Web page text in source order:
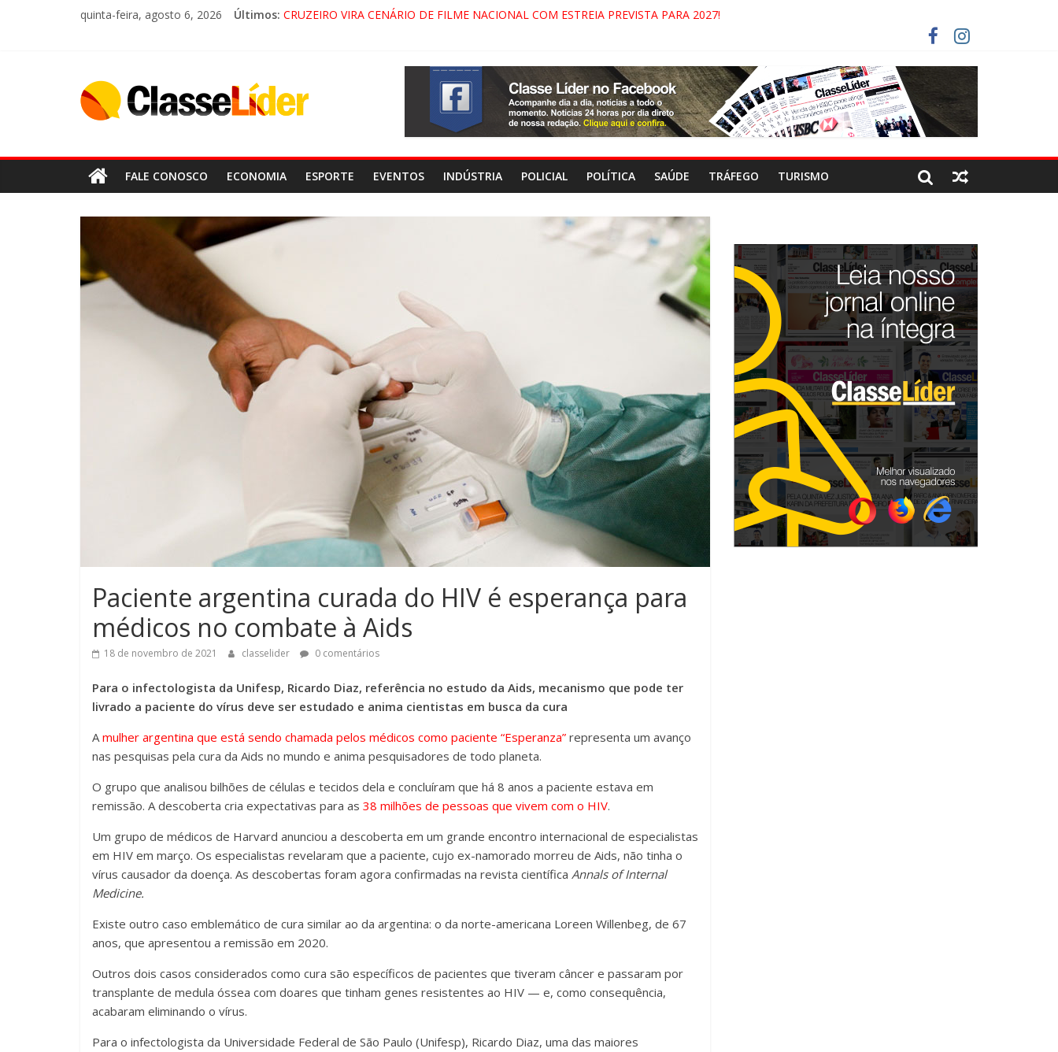
quinta-feira, agosto 6, 2026 Últimos: CRUZEIRO VIRA CENÁRIO DE FILME NACIONAL COM ESTREIA PREVISTA PARA 2027!
ACESSO À APARECIDA NA DUTRA SERÁ BLOQUEADO NO FIM DE SEMANA; MOTORISTAS DEVEM USAR ROTAS ALTERNATIVAS
LORENA, PINDAMONHANGABA E QUELUZ NA RETA FINAL PELA FÁBRICA DA COCA-COLA!
FALE CONOSCO ECONOMIA ESPORTE EVENTOS INDÚSTRIA POLICIAL POLÍTICA SAÚDE TRÁFEGO TURISMO
Paciente argentina curada do HIV é esperança para
médicos no combate à Aids
18 de novembro de 2021 classelider 0 comentários
Para o infectologista da Unifesp, Ricardo Diaz, referência no estudo da Aids, mecanismo que pode ter
livrado a paciente do vírus deve ser estudado e anima cientistas em busca da cura
Amulher argentina que está sendo chamada pelos médicos como paciente “Esperanza” representa um avanço
nas pesquisas pela cura da Aids no mundo e anima pesquisadores de todo planeta.
O grupo que analisou bilhões de células e tecidos dela e concluíram que há 8 anos a paciente estava em
remissão. A descoberta cria expectativas para as 38 milhões de pessoas que vivem com o HIV.
Um grupo de médicos de Harvard anunciou a descoberta em um grande encontro internacional de especialistas
em HIV em março. Os especialistas revelaram que a paciente, cujo ex-namorado morreu de Aids, não tinha o
vírus causador da doença. As descobertas foram agora confirmadas na revista científica Annals of Internal
Medicine.
Existe outro caso emblemático de cura similar ao da argentina: o da norte-americana Loreen Willenbeg, de 67
anos, que apresentou a remissão em 2020.
Outros dois casos considerados como cura são específicos de pacientes que tiveram câncer e passaram por
transplante de medula óssea com doares que tinham genes resistentes ao HIV — e, como consequência,
acabaram eliminando o vírus.
Para o infectologista da Universidade Federal de São Paulo (Unifesp), Ricardo Diaz, uma das maiores